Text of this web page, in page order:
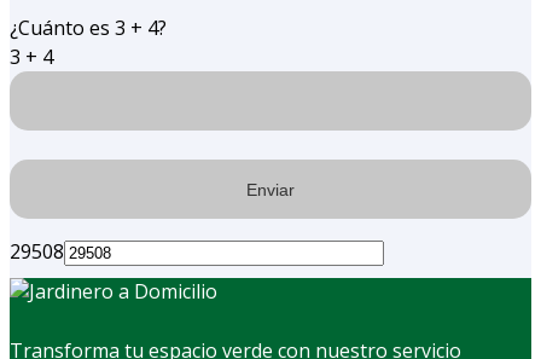
¿Cuánto es 3 + 4?
3 + 4
29508
Transforma tu espacio verde con nuestro servicio